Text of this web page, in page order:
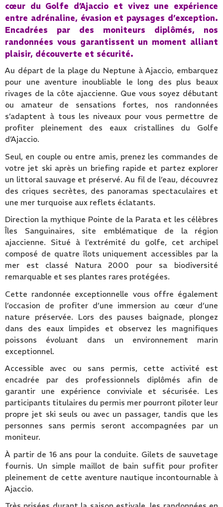
cœur du Golfe d’Ajaccio et vivez une expérience
entre adrénaline, évasion et paysages d’exception.
Encadrées par des moniteurs diplômés, nos
randonnées vous garantissent un moment alliant
plaisir, découverte et sécurité.
Au départ de la plage du Neptune à Ajaccio, embarquez
pour une aventure inoubliable le long des plus beaux
rivages de la côte ajaccienne. Que vous soyez débutant
ou amateur de sensations fortes, nos randonnées
s’adaptent à tous les niveaux pour vous permettre de
profiter pleinement des eaux cristallines du Golfe
d’Ajaccio.
Seul, en couple ou entre amis, prenez les commandes de
votre jet ski après un briefing rapide et partez explorer
un littoral sauvage et préservé. Au fil de l’eau, découvrez
des criques secrètes, des panoramas spectaculaires et
une mer turquoise aux reflets éclatants.
Direction la mythique Pointe de la Parata et les célèbres
Îles Sanguinaires, site emblématique de la région
ajaccienne. Situé à l’extrémité du golfe, cet archipel
composé de quatre îlots uniquement accessibles par la
mer est classé Natura 2000 pour sa biodiversité
remarquable et ses plantes rares protégées.
Cette randonnée exceptionnelle vous offre également
l’occasion de profiter d’une immersion au cœur d’une
nature préservée. Lors des pauses baignade, plongez
dans des eaux limpides et observez les magnifiques
poissons évoluant dans un environnement marin
exceptionnel.
Accessible avec ou sans permis, cette activité est
encadrée par des professionnels diplômés afin de
garantir une expérience conviviale et sécurisée. Les
participants titulaires du permis mer pourront piloter leur
propre jet ski seuls ou avec un passager, tandis que les
personnes sans permis seront accompagnées par un
moniteur.
À partir de 16 ans pour la conduite. Gilets de sauvetage
fournis. Un simple maillot de bain suffit pour profiter
pleinement de cette aventure nautique incontournable à
Ajaccio.